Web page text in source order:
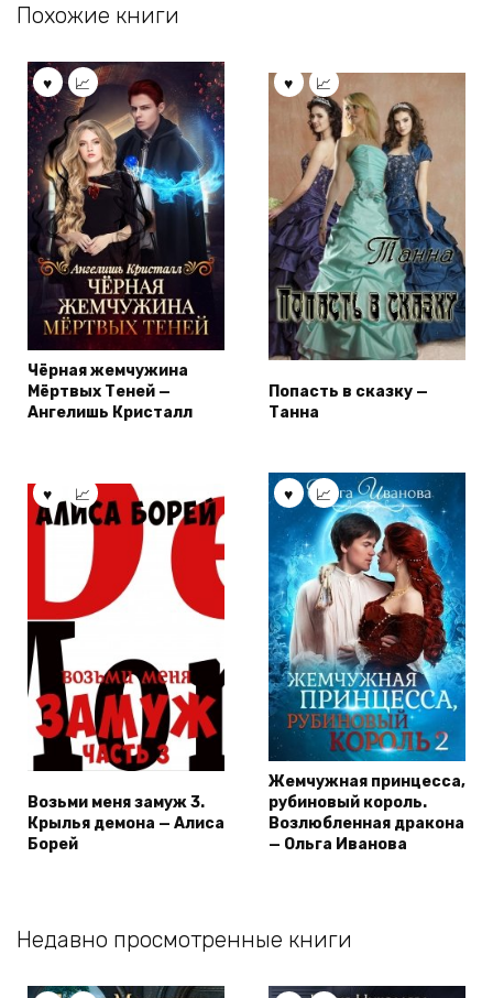
Похожие книги
Чёрная жемчужина
Мёртвых Теней —
Ангелишь Кристалл
Попасть в сказку —
Танна
Возьми меня замуж 3.
Крылья демона — Алиса
Борей
Жемчужная принцесса,
рубиновый король.
Возлюбленная дракона
— Ольга Иванова
Недавно просмотренные книги